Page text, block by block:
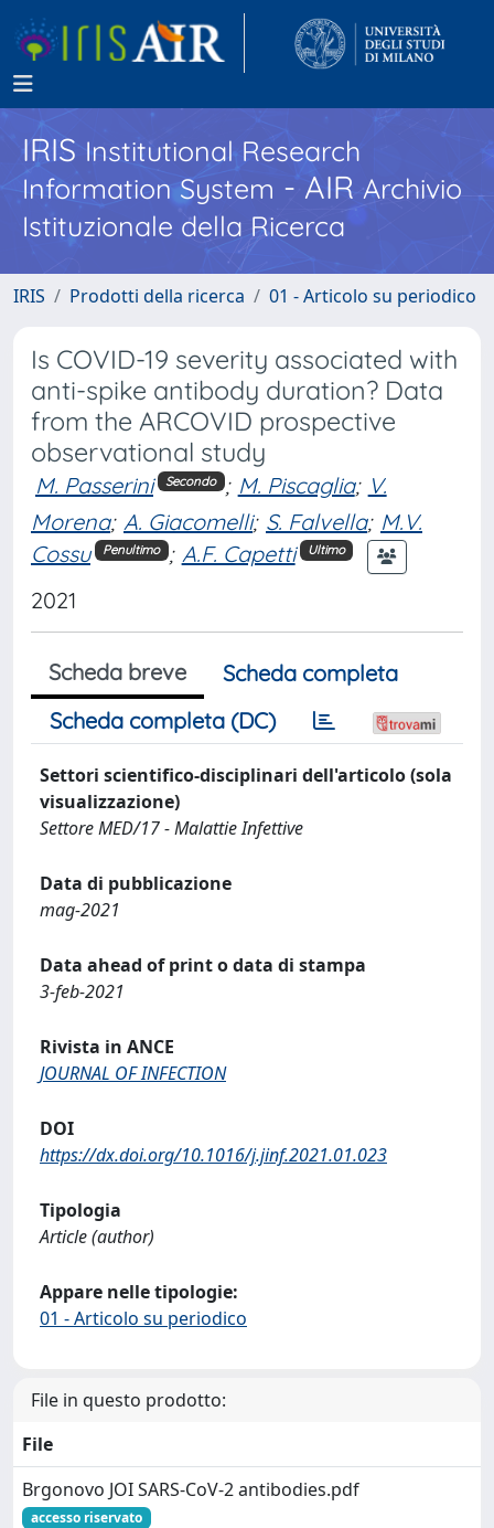
IRISInstitutional Research
Information System - AIR Archivio
Istituzionale della Ricerca
IRIS Prodotti della ricerca 01 - Articolo su periodico
Is COVID-19 severity associated with
anti-spike antibody duration? Data
from the ARCOVID prospective
observational study
M. Passerini Secondo ; M. Piscaglia; V.
Morena; A. Giacomelli; S. Falvella; M.V.
Cossu
Penultimo ; A.F. Capetti Ultimo
2021
Scheda breve
Scheda completa
Scheda completa (DC)
Settori scientifico-disciplinari dell'articolo (sola
visualizzazione)
Settore MED/17 - Malattie Infettive
Data di pubblicazione
mag-2021
Data ahead of print o data di stampa
3-feb-2021
Rivista in ANCE
JOURNAL OF INFECTION
DOI
https://dx.doi.org/10.1016/j.jinf.2021.01.023
Tipologia
Article (author)
Appare nelle tipologie:
01 - Articolo su periodico
File in questo prodotto:
File
Brgonovo JOI SARS-CoV-2 antibodies.pdf
accesso riservato